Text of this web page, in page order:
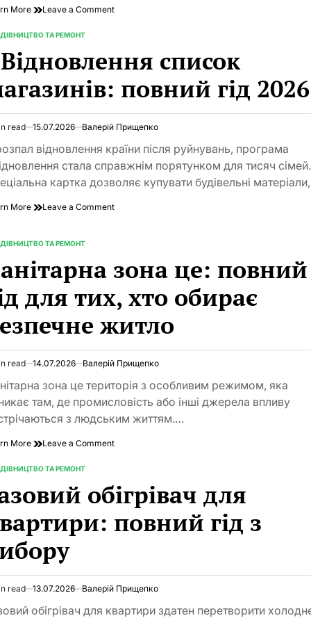
More Leave a Commenton
проєкти
в
Європі
попри
ТА РЕМОНТ
список
повний гід 2026
read 15.07.2026 Валерій Прищепко
відновлення країни після руйнувань, програма
стала справжнім порятунком для тисяч сімей.
картка дозволяє купувати будівельні
More Leave a Commenton
гід
2026
ТА РЕМОНТ
зона це: повний
для тих, хто обирає
житло
read 14.07.2026 Валерій Прищепко
зона це територія з особливим режимом, яка
там, де промисловість або інші джерела впливу
з людським життям.…
More Leave a Commenton
повний
гід
для
тих,
ТА РЕМОНТ
обігрівач для
повний гід з
read 13.07.2026 Валерій Прищепко
обігрівач для квартири здатен перетворити